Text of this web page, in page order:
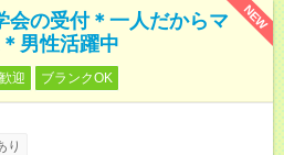
NEW
会の受付＊一人だからマ
男性活躍中
迎 ブランクOK
り